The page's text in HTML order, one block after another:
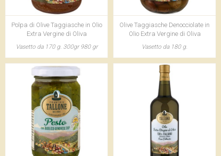
Polpa di Olive Taggiasche in Olio
Extra Vergine di Oliva
Vasetto da 170 g. 300gr 980 gr
Olive Taggiasche Denocciolate in
Olio Extra Vergine di Oliva
Vasetto da 180 g.